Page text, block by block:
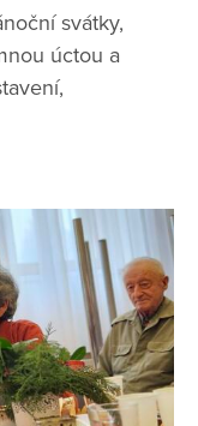
svátky,
úctou a